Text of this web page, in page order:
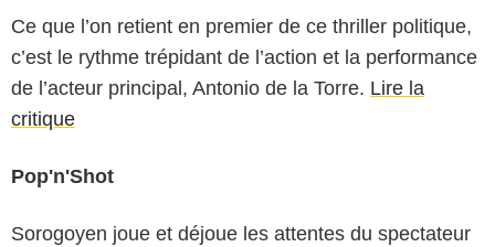
Ce que l’on retient en premier de ce thriller politique,
c’est le rythme trépidant de l’action et la performance
de l’acteur principal, Antonio de la Torre. Lire la
critique
Pop'n'Shot
Sorogoyen joue et déjoue les attentes du spectateur